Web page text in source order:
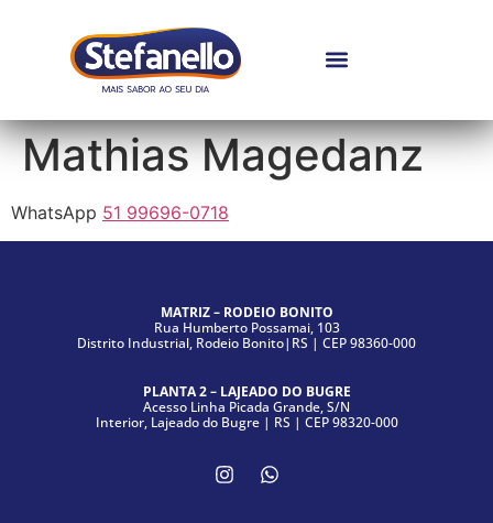
Mathias Magedanz
WhatsApp 51 99696-0718
MATRIZ – RODEIO BONITO
Rua Humberto Possamai, 103
Distrito Industrial, Rodeio Bonito|RS | CEP 98360-000
PLANTA 2 – LAJEADO DO BUGRE
Acesso Linha Picada Grande, S/N
Interior, Lajeado do Bugre | RS | CEP 98320-000